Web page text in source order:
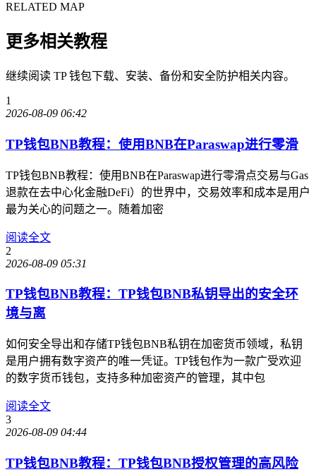
RELATED MAP
更多相关教程
继续阅读 TP 钱包下载、安装、备份和安全防护相关内容。
1
2026-08-09 06:42
TP钱包BNB教程：使用BNB在Paraswap进行零滑
TP钱包BNB教程：使用BNB在Paraswap进行零滑点交易与Gas
退款在去中心化金融DeFi）的世界中，交易效率和成本是用户
最为关心的问题之一。随着加密
阅读全文
2
2026-08-09 05:31
TP钱包BNB教程：TP钱包BNB私钥导出的安全环
境与离
如何安全导出和存储TP钱包BNB私钥在加密货币领域，私钥
是用户拥有数字资产的唯一凭证。TP钱包作为一款广受欢迎
的数字货币钱包，支持多种加密资产的管理，其中包
阅读全文
3
2026-08-09 04:44
TP钱包BNB教程：TP钱包BNB授权管理的高风险